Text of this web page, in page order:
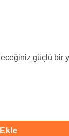
güçlü bir